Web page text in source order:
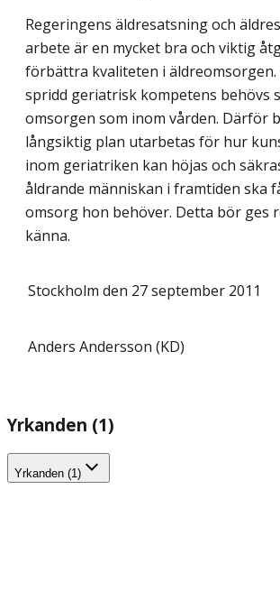
Regeringens äldresatsning och
arbete är en mycket bra och viktig
förbättra kvaliteten i äldreomsorgen.
spridd geriatrisk kompetens behövs
omsorgen som inom vården. Därför
långsiktig plan utarbetas för hur
inom geriatriken kan höjas och
åldrande människan i framtiden ska
omsorg hon behöver. Detta bör ges
känna.
Stockholm den 27 september 2011
Anders Andersson (KD)
Yrkanden (1)
Yrkanden (1)